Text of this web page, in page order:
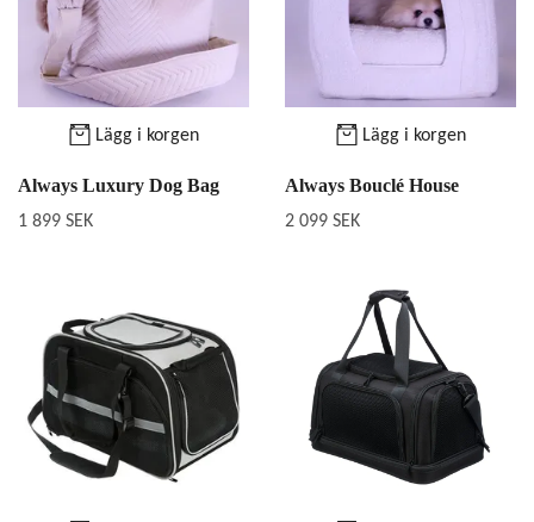
Lägg i korgen
Always Luxury Dog Bag
1 899 SEK
Lägg i korgen
Always Bouclé House
2 099 SEK